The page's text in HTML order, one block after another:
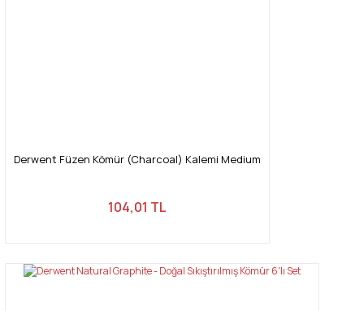
Derwent Füzen Kömür (Charcoal) Kalemi Medium
104,01 TL